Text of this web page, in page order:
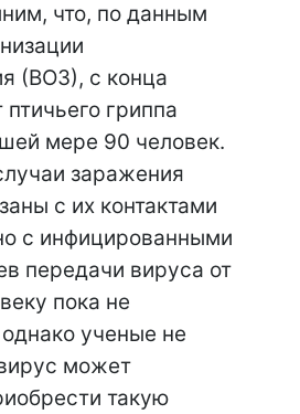
что, по данным
(ВОЗ), с конца
гриппа
мере 90 человек.
заражения
с их контактами
с инфицированными
передачи вируса от
пока не
ученые не
может
такую